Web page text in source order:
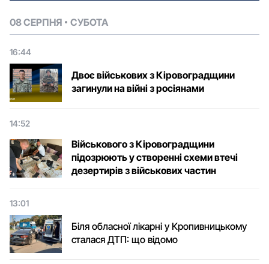
08 СЕРПНЯ СУБОТА
16:44
Двоє військових з Кіровоградщини
загинули на війні з росіянами
14:52
Військового з Кіровоградщини
підозрюють у створенні схеми втечі
дезертирів з військових частин
13:01
Біля обласної лікарні у Кропивницькому
сталася ДТП: що відомо